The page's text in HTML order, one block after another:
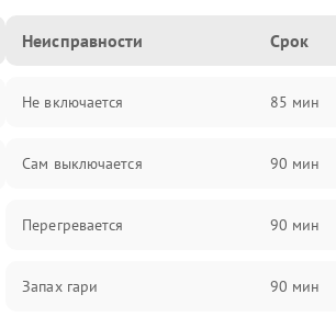
Неисправности Срок
Не включается 85 мин
Сам выключается 90 мин
Перегревается 90 мин
Запах гари 90 мин